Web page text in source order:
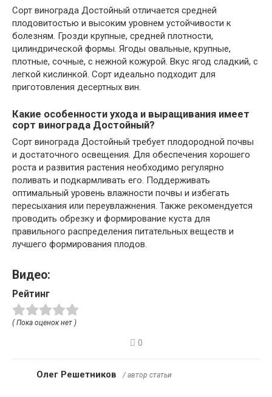
Сорт винограда Достойный отличается средней
плодовитостью и высоким уровнем устойчивости к
болезням. Грозди крупные, средней плотности,
цилиндрической формы. Ягоды овальные, крупные,
плотные, сочные, с нежной кожурой. Вкус ягод сладкий, с
легкой кислинкой. Сорт идеально подходит для
приготовления десертных вин.
Какие особенности ухода и выращивания имеет
сорт винограда Достойный?
Сорт винограда Достойный требует плодородной почвы
и достаточного освещения. Для обеспечения хорошего
роста и развития растения необходимо регулярно
поливать и подкармливать его. Поддерживать
оптимальный уровень влажности почвы и избегать
пересыхания или переувлажнения. Также рекомендуется
проводить обрезку и формирование куста для
правильного распределения питательных веществ и
лучшего формирования плодов.
Видео:
Рейтинг
( Пока оценок нет )
0
Олег Решетников / автор статьи